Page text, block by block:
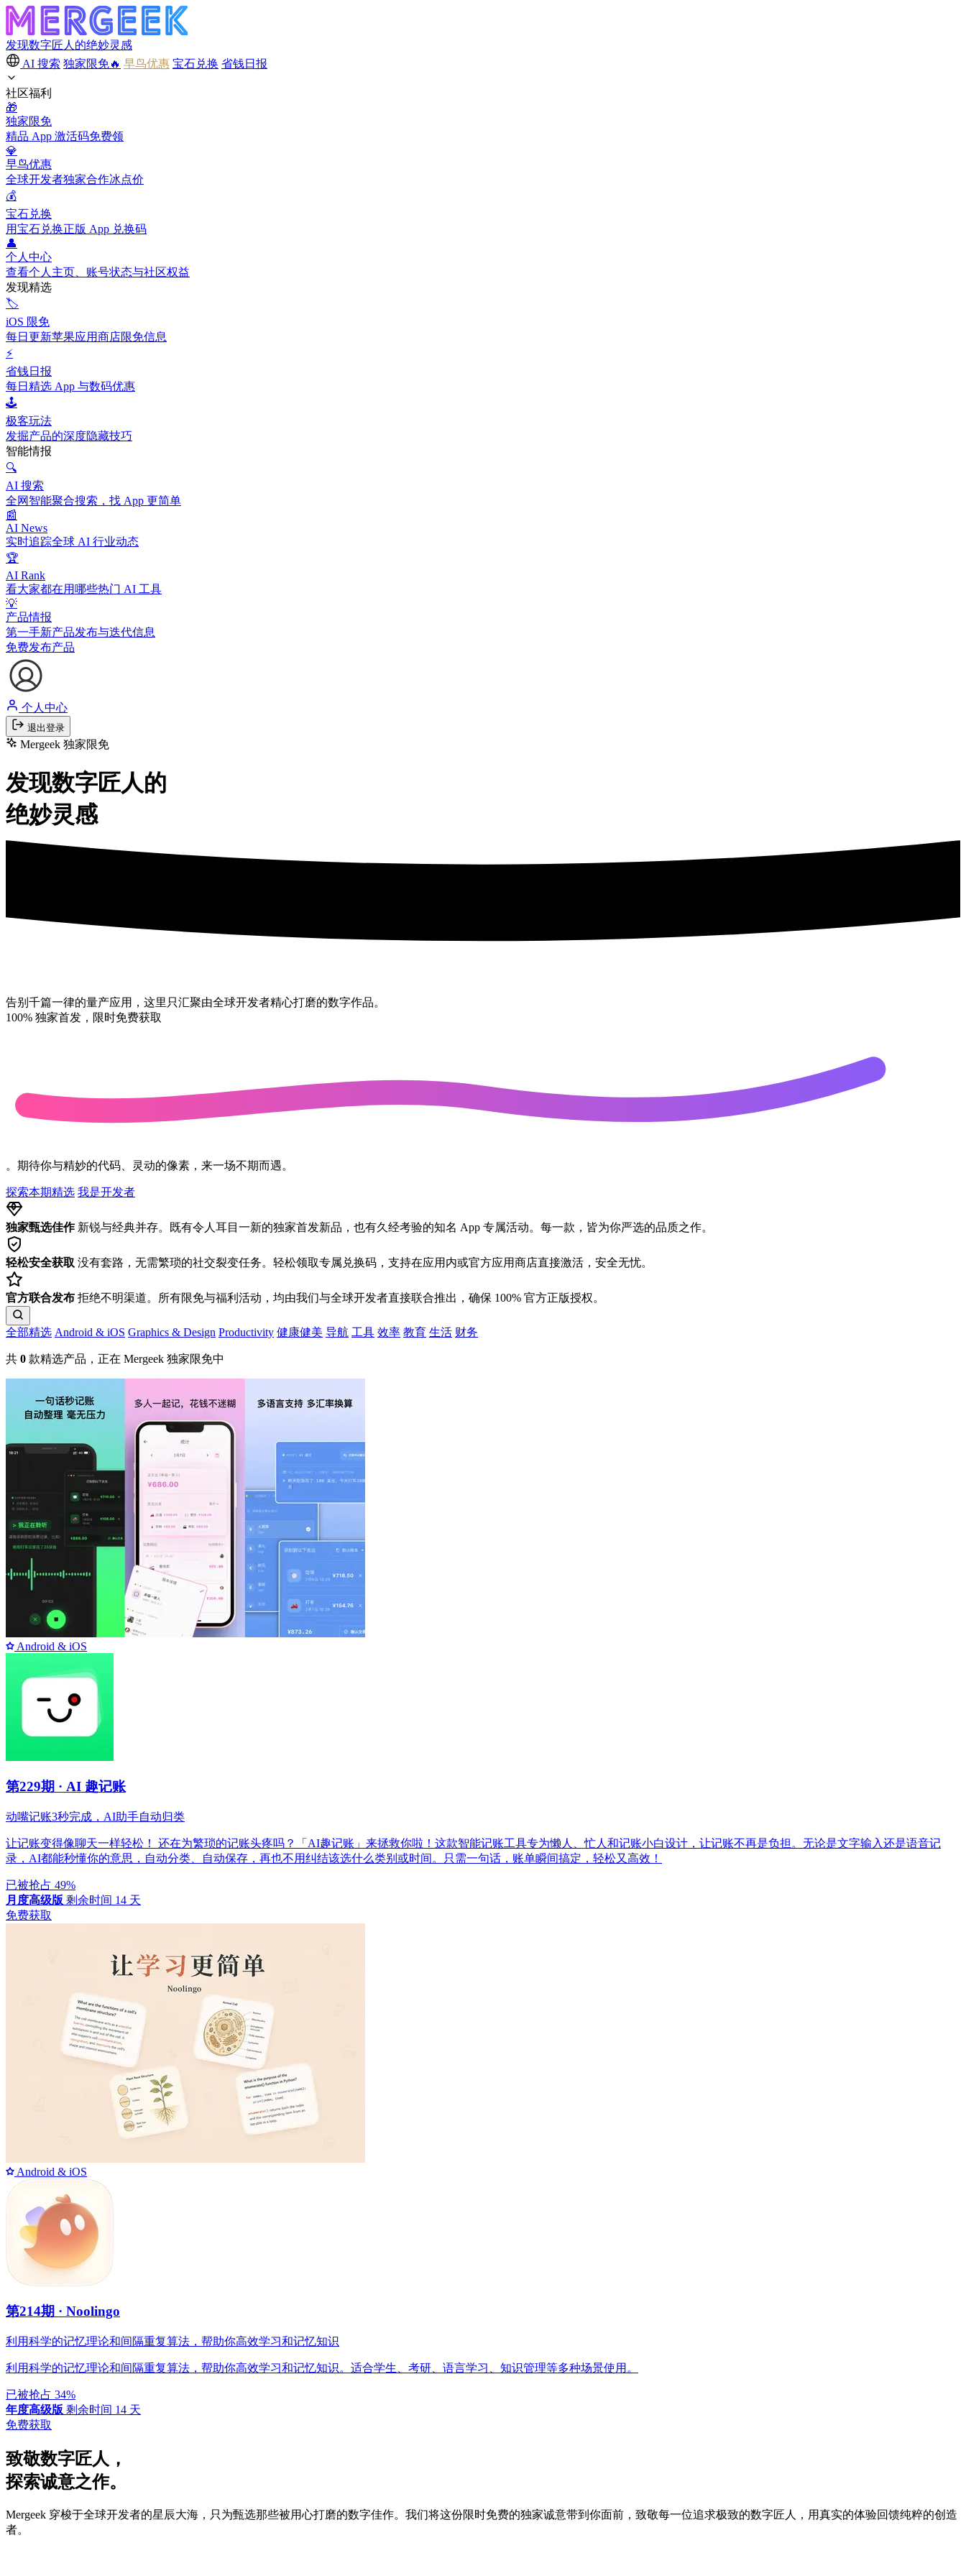
发现数字匠人的绝妙灵感
AI 搜索 独家限免🔥 早鸟优惠 宝石兑换 省钱日报
社区福利
🎁
独家限免
精品 App 激活码免费领
💎
早鸟优惠
全球开发者独家合作冰点价
💰
宝石兑换
用宝石兑换正版 App 兑换码
👤
个人中心
查看个人主页、账号状态与社区权益
发现精选
🏷️
iOS 限免
每日更新苹果应用商店限免信息
⚡
省钱日报
每日精选 App 与数码优惠
🕹️
极客玩法
发掘产品的深度隐藏技巧
智能情报
🔍
AI 搜索
全网智能聚合搜索，找 App 更简单
📰
AI News
实时追踪全球 AI 行业动态
🏆
AI Rank
看大家都在用哪些热门 AI 工具
💡
产品情报
第一手新产品发布与迭代信息
免费发布产品
个人中心
退出登录
Mergeek 独家限免
发现数字匠人的
绝妙灵感
告别千篇一律的量产应用，这里只汇聚由全球开发者精心打磨的数字作品。
100% 独家首发，限时免费获取
。期待你与精妙的代码、灵动的像素，来一场不期而遇。
探索本期精选 我是开发者
独家甄选佳作新锐与经典并存。既有令人耳目一新的独家首发新品，也有久经考验的知名 App 专属活动。每一款，皆为你严选的品质之作。
轻松安全获取 没有套路，无需繁琐的社交裂变任务。轻松领取专属兑换码，支持在应用内或官方应用商店直接激活，安全无忧。
官方联合发布 拒绝不明渠道。所有限免与福利活动，均由我们与全球开发者直接联合推出，确保 100% 官方正版授权。
全部精选 Android & iOS Graphics & Design Productivity 健康健美 导航 工具 效率 教育 生活 财务
共 0 款精选产品，正在 Mergeek 独家限免中
Android & iOS
第229期 · AI 趣记账
动嘴记账3秒完成，AI助手自动归类
让记账变得像聊天一样轻松！ 还在为繁琐的记账头疼吗？「AI趣记账」来拯救你啦！这款智能记账工具专为懒人、忙人和记账小白设计，让记账不再是负担。无论是文字输入还是语音记
录，AI都能秒懂你的意思，自动分类、自动保存，再也不用纠结该选什么类别或时间。只需一句话，账单瞬间搞定，轻松又高效！
已被抢占 49%
月度高级版 剩余时间 14 天
免费获取
Android & iOS
第214期 · Noolingo
利用科学的记忆理论和间隔重复算法，帮助你高效学习和记忆知‪识‬
利用科学的记忆理论和间隔重复算法，帮助你高效学习和记忆知识。适合学生、考研、语言学习、知识管理等多种场景使用。
已被抢占 34%
年度高级版 剩余时间 14 天
免费获取
致敬数字匠人，
探索诚意之作。
Mergeek 穿梭于全球开发者的星辰大海，只为甄选那些被用心打磨的数字佳作。我们将这份限时免费的独家诚意带到你面前，致敬每一位追求极致的数字匠人，用真实的体验回馈纯粹的创造
者。